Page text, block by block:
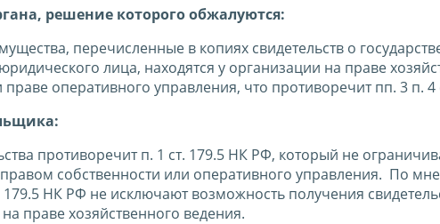
решение которого обжалуются:
перечисленные в копиях свидетельств о
лица, находятся у организации на праве
праве оперативного управления, что противоречит пп. 3 п.
противоречит п. 1 ст. 179.5 НК РФ, который не
собственности или оперативного управления. По
179.5 НК РФ не исключают возможность получения
праве хозяйственного ведения.